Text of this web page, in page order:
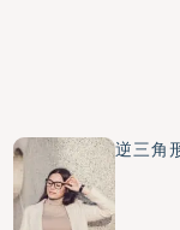
逆三角